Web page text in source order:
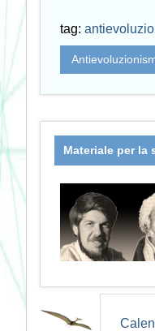
tag:
Materiale per la